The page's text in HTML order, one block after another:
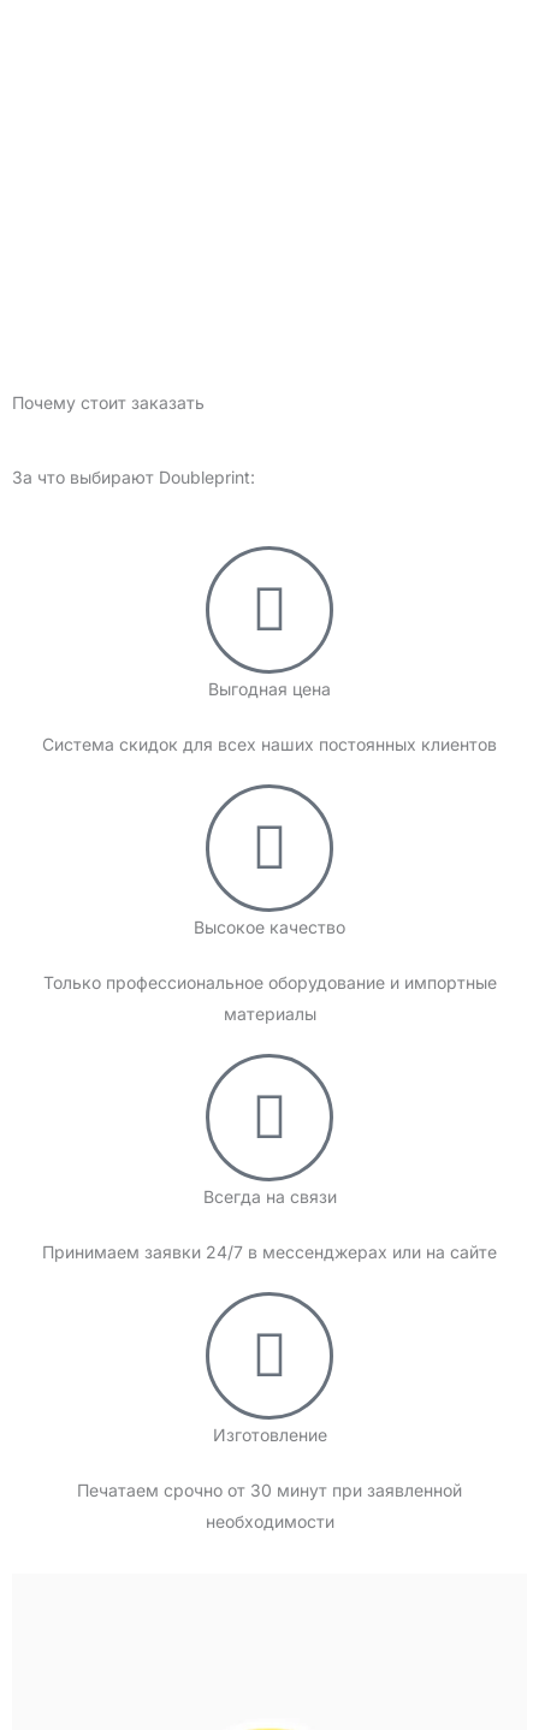
Почему стоит заказать
За что выбирают Doubleprint:
Выгодная цена
Cистема скидок для всех наших постоянных клиентов
Высокое качество
Только профессиональное оборудование и импортные
материалы
Всегда на связи
Принимаем заявки 24/7 в мессенджерах или на сайте
Изготовление
Печатаем срочно от 30 минут при заявленной
необходимости